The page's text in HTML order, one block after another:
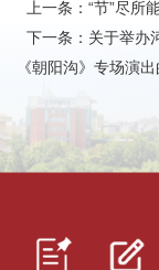
上一条：“节”尽
下一条：关于举办
《朝阳沟》专场演